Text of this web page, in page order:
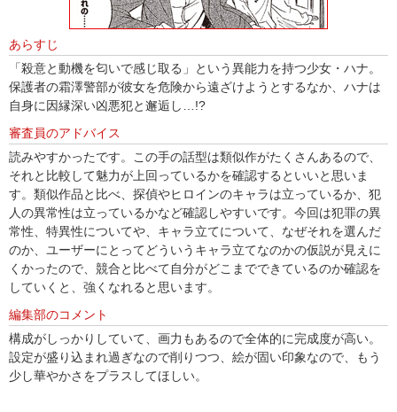
あらすじ
「殺意と動機を匂いで感じ取る」という異能力を持つ少女・ハナ。
保護者の霜澤警部が彼女を危険から遠ざけようとするなか、ハナは
自身に因縁深い凶悪犯と邂逅し…!?
審査員のアドバイス
読みやすかったです。この手の話型は類似作がたくさんあるので、
それと比較して魅力が上回っているかを確認するといいと思いま
す。類似作品と比べ、探偵やヒロインのキャラは立っているか、犯
人の異常性は立っているかなど確認しやすいです。今回は犯罪の異
常性、特異性についてや、キャラ立てについて、なぜそれを選んだ
のか、ユーザーにとってどういうキャラ立てなのかの仮説が見えに
くかったので、競合と比べて自分がどこまでできているのか確認を
していくと、強くなれると思います。
編集部のコメント
構成がしっかりしていて、画力もあるので全体的に完成度が高い。
設定が盛り込まれ過ぎなので削りつつ、絵が固い印象なので、もう
少し華やかさをプラスしてほしい。